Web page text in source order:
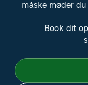
måske møder
Book dit